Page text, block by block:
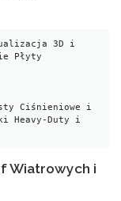
3D i
Płyty
Ciśnieniowe i
Heavy-Duty i
Wiatrowych i